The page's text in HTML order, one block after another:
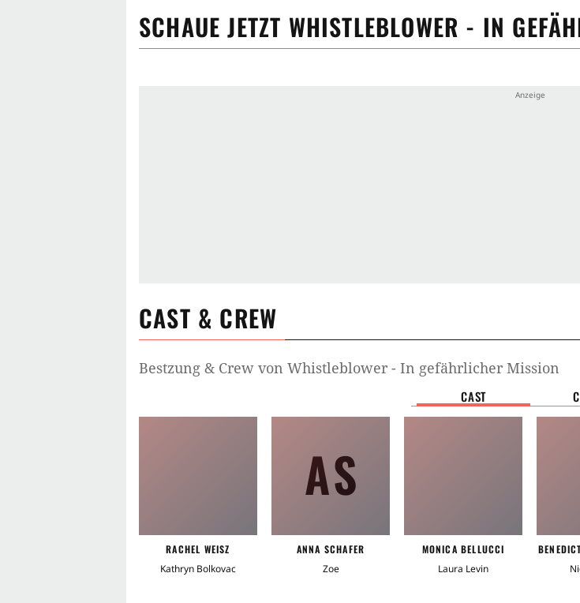
SCHAUE JETZT WHISTLEBLOWER - IN
CAST & CREW
Bestzung & Crew von Whistleblower - In gefährlicher Mission
CAST
RACHEL WEISZ
Kathryn Bolkovac
AS
ANNA SCHAFER
Zoe
MONICA BELLUCCI
Laura Levin